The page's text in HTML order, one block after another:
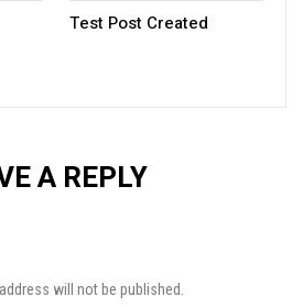
Test Post Created
A REPLY
will not be published.